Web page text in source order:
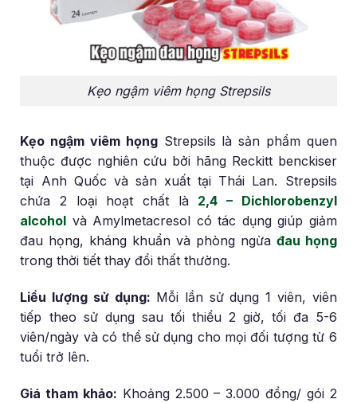
Kẹo ngậm viêm họng Strepsils
Kẹo ngậm viêm họngStrepsils là sản phẩm quen
thuộc được nghiên cứu bởi hãng Reckitt benckiser
tại Anh Quốc và sản xuất tại Thái Lan. Strepsils
chứa 2 loại hoạt chất là 2,4 – Dichlorobenzyl
alcohol và Amylmetacresol có tác dụng giúp giảm
đau họng, kháng khuẩn và phòng ngừa đau họng
trong thời tiết thay đổi thất thường.
Liều lượng sử dụng: Mỗi lần sử dụng 1 viên, viên
tiếp theo sử dụng sau tối thiểu 2 giờ, tối đa 5-6
viên/ngày và có thể sử dụng cho mọi đối tượng từ 6
tuổi trở lên.
Giá tham khảo: Khoảng 2.500 – 3.000 đồng/ gói 2